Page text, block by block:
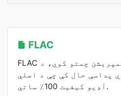
FLAC
FLAC بې ضرره آډیو کمپریشن چمتو کوي، د
پداسې حال کې چې د اصلي
آډیو کیفیت 100٪ ساتي.